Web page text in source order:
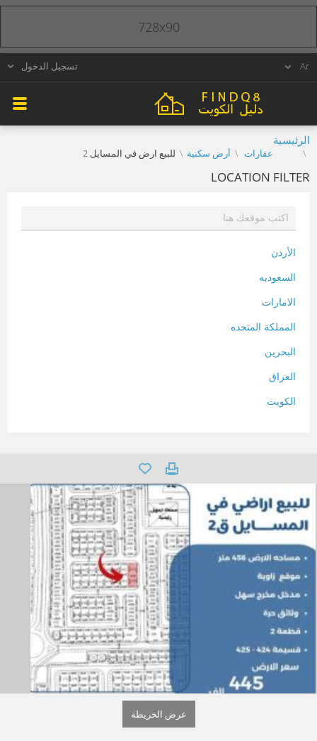
تسجيل الدخول
الرئيسية
عقارات أرض سكنية للبيع ارض في المسايل 2
LOCATION FILTER
الأردن
السعوديه
الامارات
المملكة المتحده
البحرين
العراق
الكويت
فلسطين
قطر
سوريا
تونس
تركيا
عرض الخريطة
728x90